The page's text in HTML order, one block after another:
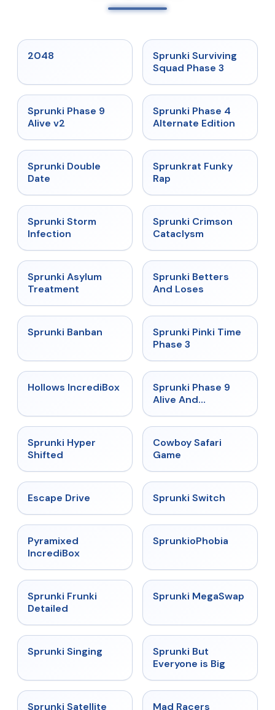
2048 ★ 4.7
Sprunki Surviving
Squad Phase 3
★
Sprunki Phase 9
Alive v2
★
Sprunki Phase 4
Alternate Edition
★
Sprunki Double
Date
★ 4.7
Sprunkrat Funky
Rap
★
Sprunki Storm
Infection
★ 4.7
Sprunki Crimson
Cataclysm
★
Sprunki Asylum
Treatment
★
Sprunki Betters
And Loses
★
Sprunki Banban ★ 4.9
Sprunki Pinki Time
Phase 3
★ 4.3
Hollows IncrediBox ★
Sprunki Phase 9
Alive And
★
Sprunki Hyper
Shifted
Cowboy Safari
Game
Escape Drive ★
Sprunki Switch
Pyramixed
IncrediBox
★
SprunkioPhobia
★
Sprunki Frunki
Detailed
★ 4.5
Sprunki MegaSwap
★
Sprunki Singing
Sprunki But
Everyone is Big
★ 4.4
Sprunki Satellite Mad Racers